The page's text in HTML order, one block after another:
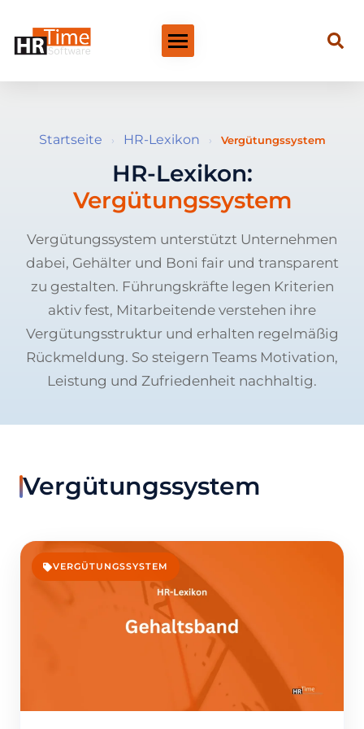
Startseite › HR-Lexikon › Vergütungssystem
HR-Lexikon:
Vergütungssystem
Vergütungssystem unterstützt Unternehmen
dabei, Gehälter und Boni fair und transparent
zu gestalten. Führungskräfte legen Kriterien
aktiv fest, Mitarbeitende verstehen ihre
Vergütungsstruktur und erhalten regelmäßig
Rückmeldung. So steigern Teams Motivation,
Leistung und Zufriedenheit nachhaltig.
Vergütungssystem
VERGÜTUNGSSYSTEM